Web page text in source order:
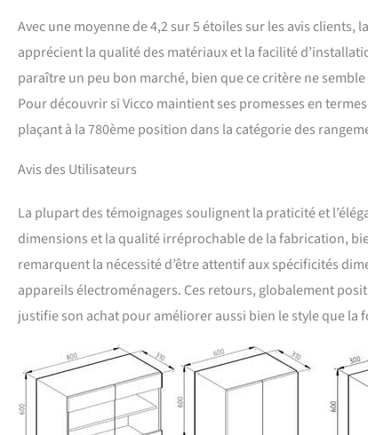
Avec une moyenne de 4,2 sur 5 étoiles sur les avis
apprécient la qualité des matériaux et la facilité
paraître un peu bon marché, bien que ce critère ne
Pour découvrir si Vicco maintient ses promesses en
plaçant à la 780ème position dans la catégorie des
Avis des Utilisateurs
La plupart des témoignages soulignent la praticité et
dimensions et la qualité irréprochable de la fabrication,
remarquent la nécessité d’être attentif aux spécificités
appareils électroménagers. Ces retours, globalement
justifie son achat pour améliorer aussi bien le style que la